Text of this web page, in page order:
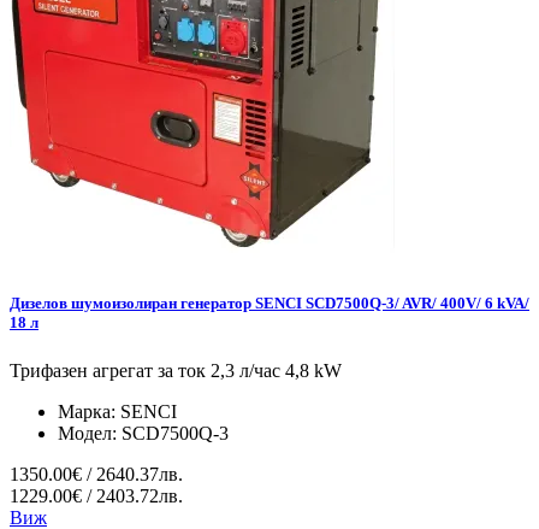
Дизелов шумоизолиран генератор SENCI SCD7500Q-3/ AVR/ 400V/ 6 kVA/
18 л
Трифазен агрегат за ток 2,3 л/час 4,8 kW
Марка: SENCI
Модел: SCD7500Q-3
1350.00€ / 2640.37лв.
1229.00€ / 2403.72лв.
Виж